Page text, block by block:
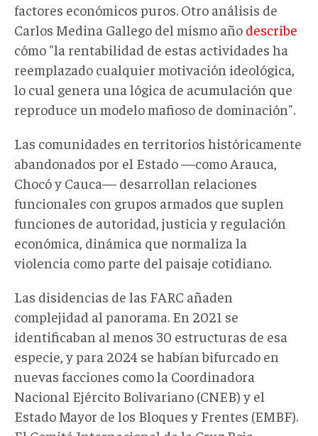
factores económicos puros. Otro análisis de
Carlos Medina Gallego del mismo año describe
cómo "la rentabilidad de estas actividades ha
reemplazado cualquier motivación ideológica,
lo cual genera una lógica de acumulación que
reproduce un modelo mafioso de dominación".
Las comunidades en territorios históricamente
abandonados por el Estado —como Arauca,
Chocó y Cauca— desarrollan relaciones
funcionales con grupos armados que suplen
funciones de autoridad, justicia y regulación
económica, dinámica que normaliza la
violencia como parte del paisaje cotidiano.
Las disidencias de las FARC añaden
complejidad al panorama. En 2021 se
identificaban al menos 30 estructuras de esa
especie, y para 2024 se habían bifurcado en
nuevas facciones como la Coordinadora
Nacional Ejército Bolivariano (CNEB) y el
Estado Mayor de los Bloques y Frentes (EMBF).